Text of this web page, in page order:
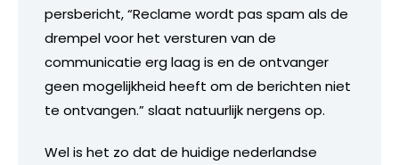
persbericht, “Reclame wordt pas spam als de
drempel voor het versturen van de
communicatie erg laag is en de ontvanger
geen mogelijkheid heeft om de berichten niet
te ontvangen.” slaat natuurlijk nergens op.
Wel is het zo dat de huidige nederlandse